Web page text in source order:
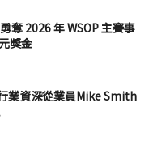
奪 2026 年 WSOP 主賽事
獎金
業資深從業員Mike Smith